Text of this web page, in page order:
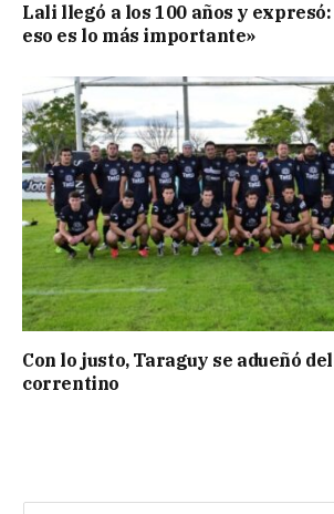
Lali llegó a los 100 años y
eso es lo más importante»
Con lo justo, Taraguy se adueñó
correntino